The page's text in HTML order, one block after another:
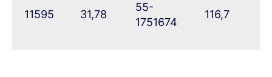
11595 31,78
55-
1751674
116,7